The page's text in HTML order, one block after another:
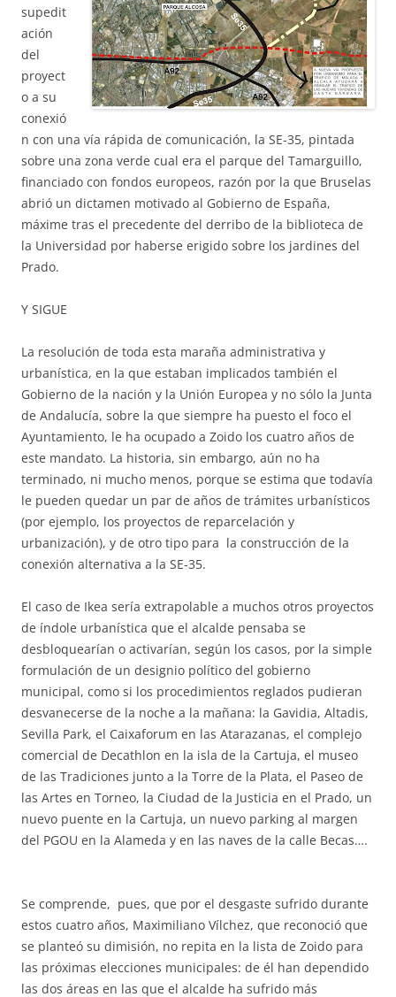
supedit
ación
del
proyect
o a su
conexió
n con una vía rápida de comunicación, la SE-35, pintada
sobre una zona verde cual era el parque del Tamarguillo,
financiado con fondos europeos, razón por la que Bruselas
abrió un dictamen motivado al Gobierno de España,
máxime tras el precedente del derribo de la biblioteca de
la Universidad por haberse erigido sobre los jardines del
Prado.
Y SIGUE
La resolución de toda esta maraña administrativa y
urbanística, en la que estaban implicados también el
Gobierno de la nación y la Unión Europea y no sólo la Junta
de Andalucía, sobre la que siempre ha puesto el foco el
Ayuntamiento, le ha ocupado a Zoido los cuatro años de
este mandato. La historia, sin embargo, aún no ha
terminado, ni mucho menos, porque se estima que todavía
le pueden quedar un par de años de trámites urbanísticos
(por ejemplo, los proyectos de reparcelación y
urbanización), y de otro tipo para la construcción de la
conexión alternativa a la SE-35.
El caso de Ikea sería extrapolable a muchos otros proyectos
de índole urbanística que el alcalde pensaba se
desbloquearían o activarían, según los casos, por la simple
formulación de un designio político del gobierno
municipal, como si los procedimientos reglados pudieran
desvanecerse de la noche a la mañana: la Gavidia, Altadis,
Sevilla Park, el Caixaforum en las Atarazanas, el complejo
comercial de Decathlon en la isla de la Cartuja, el museo
de las Tradiciones junto a la Torre de la Plata, el Paseo de
las Artes en Torneo, la Ciudad de la Justicia en el Prado, un
nuevo puente en la Cartuja, un nuevo parking al margen
del PGOU en la Alameda y en las naves de la calle Becas….
Se comprende, pues, que por el desgaste sufrido durante
estos cuatro años, Maximiliano Vílchez, que reconoció que
se planteó su dimisión, no repita en la lista de Zoido para
las próximas elecciones municipales: de él han dependido
las dos áreas en las que el alcalde ha sufrido más